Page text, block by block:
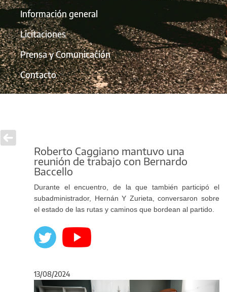
Información general
Licitaciones
Prensa y Comunicación
Contacto
Roberto Caggiano mantuvo una
reunión de trabajo con Bernardo
Baccello
Durante el encuentro, de la que también participó el
subadministrador, Hernán Y Zurieta, conversaron sobre
el estado de las rutas y caminos que bordean al partido.
13/08/2024
Anterior